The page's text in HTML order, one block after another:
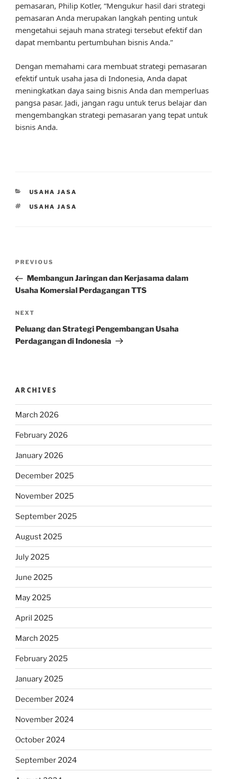
pemasaran, Philip Kotler, “Mengukur hasil dari strategi
pemasaran Anda merupakan langkah penting untuk
mengetahui sejauh mana strategi tersebut efektif dan
dapat membantu pertumbuhan bisnis Anda.”
Dengan memahami cara membuat strategi pemasaran
efektif untuk usaha jasa di Indonesia, Anda dapat
meningkatkan daya saing bisnis Anda dan memperluas
pangsa pasar. Jadi, jangan ragu untuk terus belajar dan
mengembangkan strategi pemasaran yang tepat untuk
bisnis Anda.
CATEGORIES
USAHA JASA
TAGS
USAHA JASA
Previous
Post
PREVIOUS
Membangun Jaringan dan Kerjasama dalam
Usaha Komersial Perdagangan TTS
Next
Post
NEXT
Peluang dan Strategi Pengembangan Usaha
Perdagangan di Indonesia
ARCHIVES
March 2026
February 2026
January 2026
December 2025
November 2025
September 2025
August 2025
July 2025
June 2025
May 2025
April 2025
March 2025
February 2025
January 2025
December 2024
November 2024
October 2024
September 2024